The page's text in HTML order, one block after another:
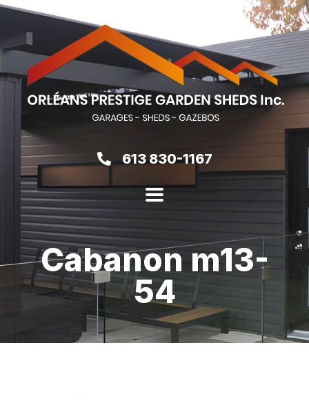
613 830-1167
Cabanon m13-
54